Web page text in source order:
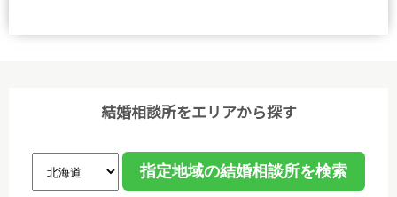
結婚相談所をエリアから探す